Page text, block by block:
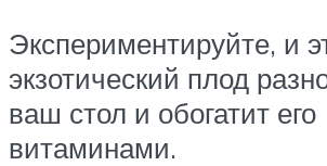
Экспериментируйте, и
экзотический плод
ваш стол и обогатит его
витаминами.